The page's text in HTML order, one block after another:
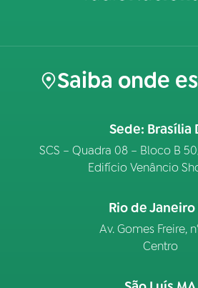
Saiba onde
Sede: Brasília
SCS – Quadra 08 – Bloco B
Edifício Venâncio
Rio de Janeiro
Av. Gomes Freire,
Centro